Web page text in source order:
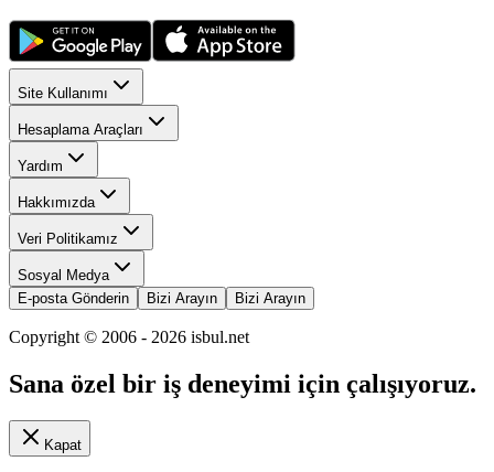
Site Kullanımı
Hesaplama Araçları
Yardım
Hakkımızda
Veri Politikamız
Sosyal Medya
E-posta Gönderin
Bizi Arayın Bizi Arayın
Copyright © 2006 - 2026 isbul.net
Sana özel bir iş deneyimi için çalışıyoruz.
Kapat